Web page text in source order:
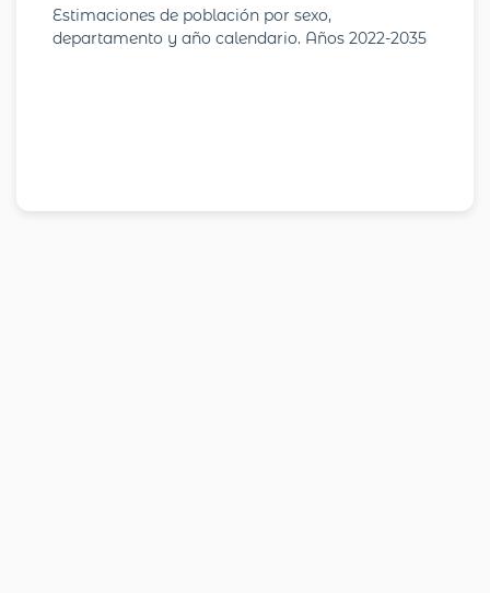
Estimaciones de población por sexo,
departamento y año calendario. Años 2022-2035